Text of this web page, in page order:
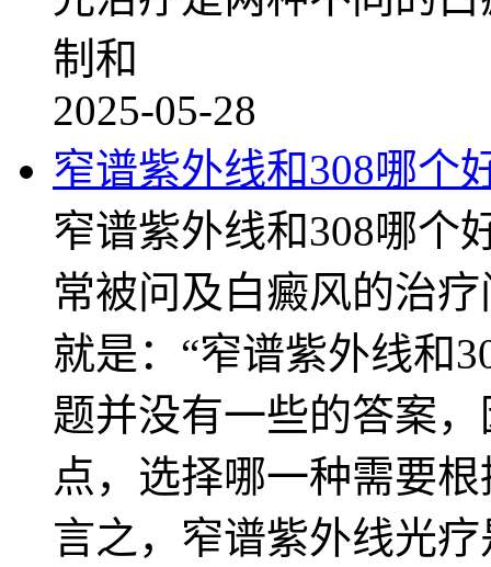
制和
2025-05-28
窄谱紫外线和308哪个
窄谱紫外线和308哪个
常被问及白癜风的治
就是：“窄谱紫外线和
题并没有一些的答案
点，选择哪一种需要
言之，窄谱紫外线光